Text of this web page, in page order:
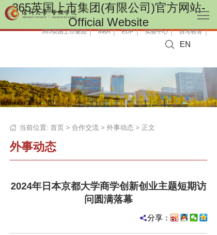
365英国上市集团(有限公司)官方网站-
Official Website
EN
365英国上市集团 MBA EDP 实验中心 自考教育
当前位置: 首页 > 合作交流 > 外事动态 > 正文
外事动态
2024年日本京都大学商学创新创业主题短期访
问圆满落幕
分享：